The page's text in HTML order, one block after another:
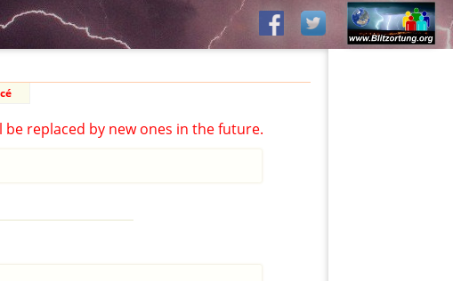
replaced by new ones in the future.